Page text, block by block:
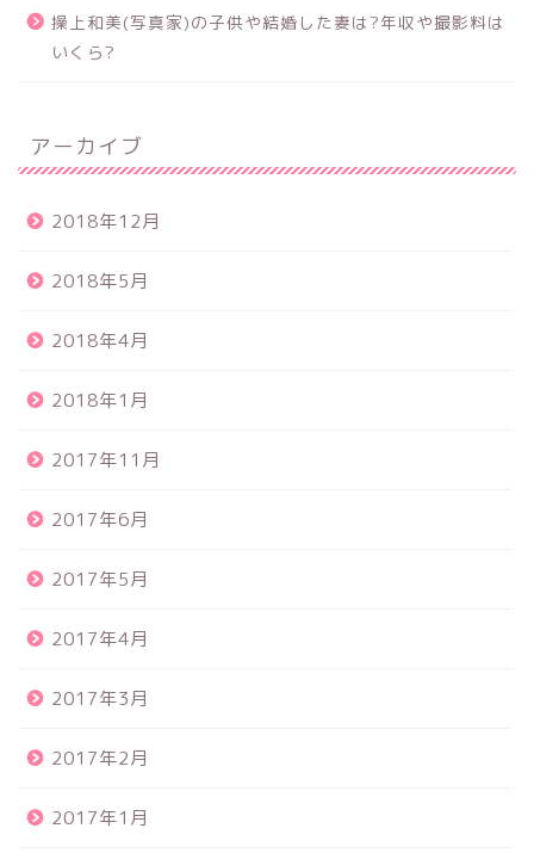
操上和美(写真家)の子供や結婚した妻は?年収や撮影料は
いくら?
アーカイブ
2018年12月
2018年5月
2018年4月
2018年1月
2017年11月
2017年6月
2017年5月
2017年4月
2017年3月
2017年2月
2017年1月